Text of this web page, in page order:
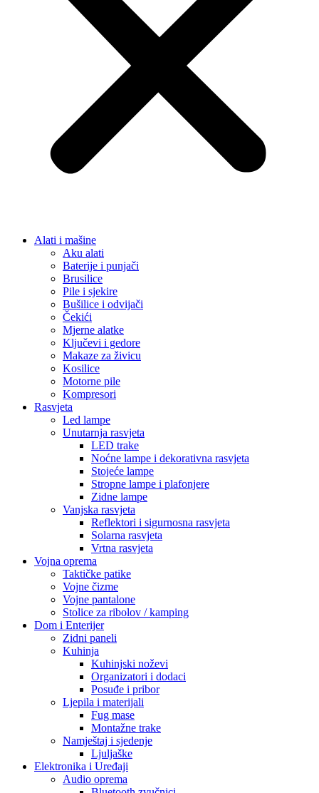
Alati i mašine
Aku alati
Baterije i punjači
Brusilice
Pile i sjekire
Bušilice i odvijači
Čekići
Mjerne alatke
Ključevi i gedore
Makaze za živicu
Kosilice
Motorne pile
Kompresori
Rasvjeta
Led lampe
Unutarnja rasvjeta
LED trake
Noćne lampe i dekorativna rasvjeta
Stojeće lampe
Stropne lampe i plafonjere
Zidne lampe
Vanjska rasvjeta
Reflektori i sigurnosna rasvjeta
Solarna rasvjeta
Vrtna rasvjeta
Vojna oprema
Taktičke patike
Vojne čizme
Vojne pantalone
Stolice za ribolov / kamping
Dom i Enterijer
Zidni paneli
Kuhinja
Kuhinjski noževi
Organizatori i dodaci
Posuđe i pribor
Ljepila i materijali
Fug mase
Montažne trake
Namještaj i sjedenje
Ljuljaške
Elektronika i Uređaji
Audio oprema